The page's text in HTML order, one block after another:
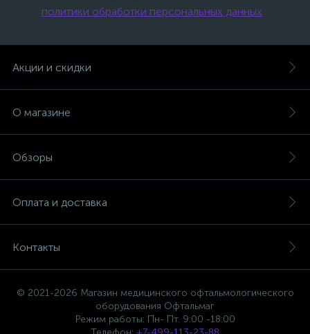
политики обработки персональных данных
Акции и скидки
О магазине
Обзоры
Оплата и доставка
Контакты
© 2021-2026 Магазин медицинского офтальмологического
оборудования Офтальмаг
Режим работы: Пн- Пт. 9:00 -18:00